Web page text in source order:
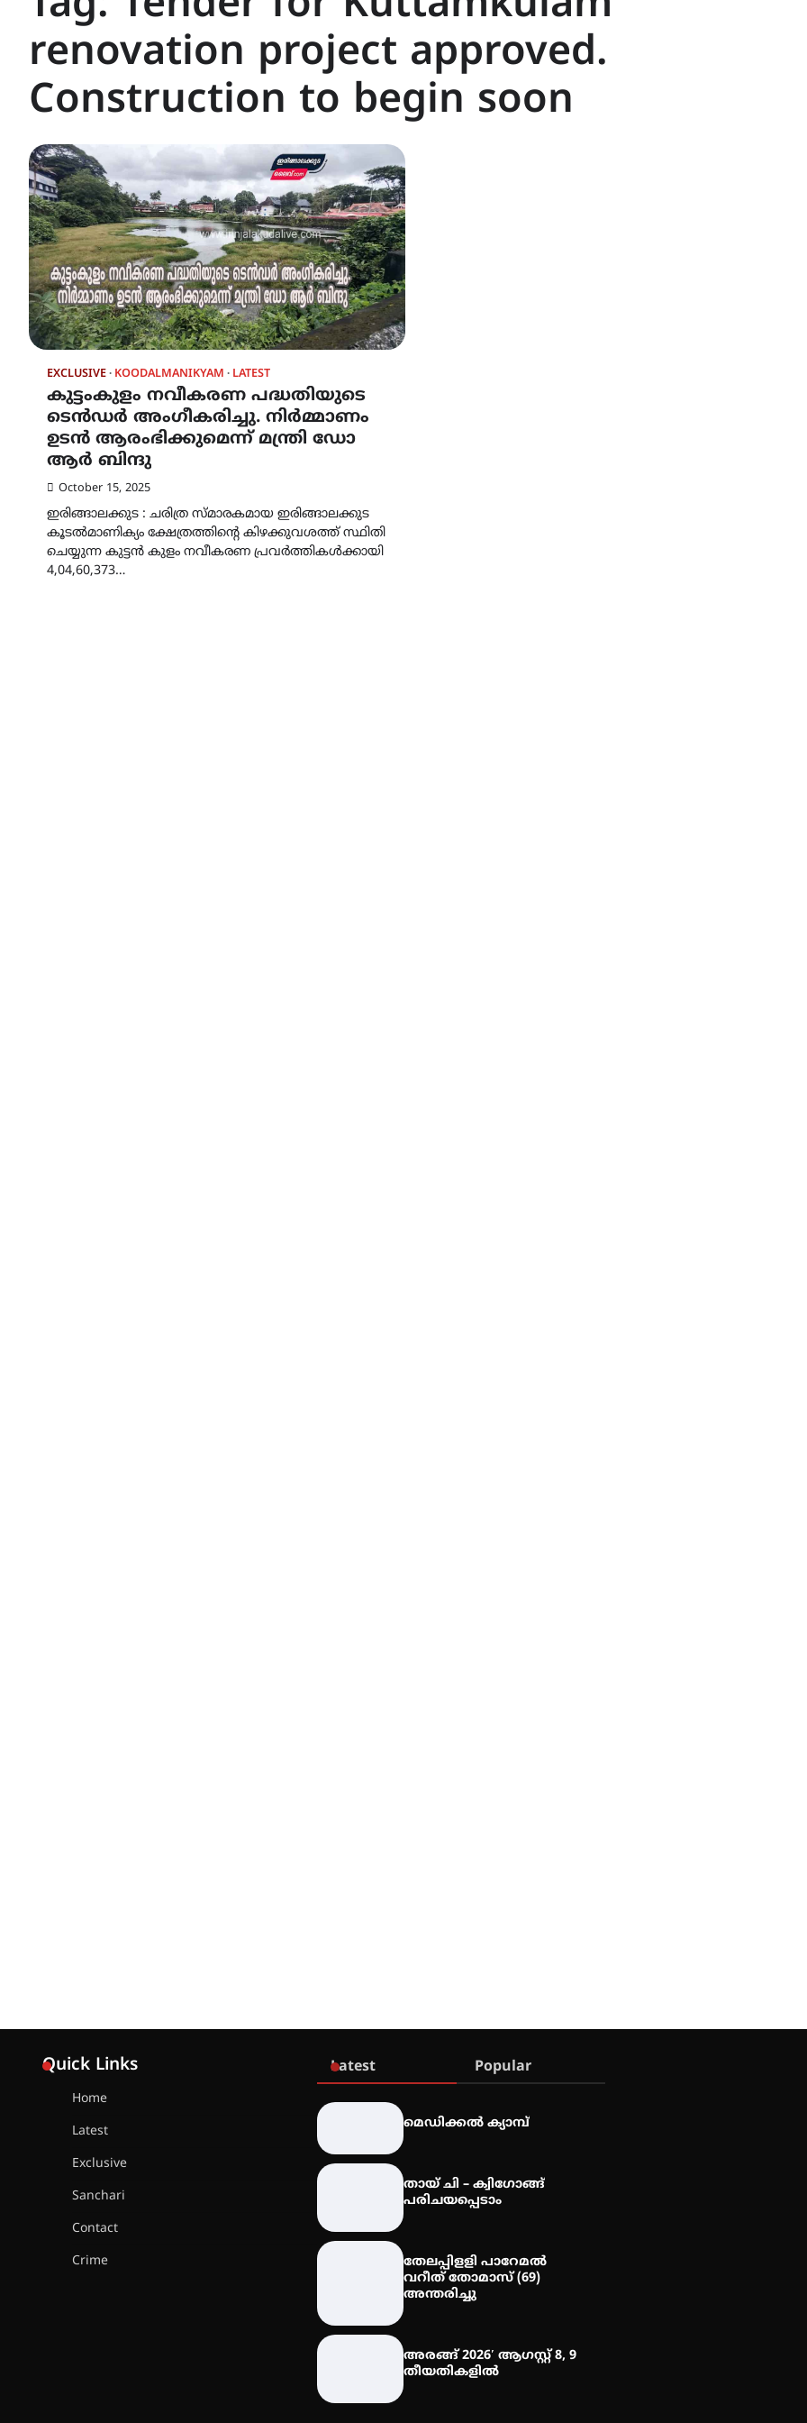
renovation project approved.
Construction to begin soon
EXCLUSIVE KOODALMANIKYAM LATEST
കുട്ടംകുളം നവീകരണ പദ്ധതിയുടെ
ടെൻഡർ അംഗീകരിച്ചു. നിർമ്മാണം
ഉടൻ ആരംഭിക്കുമെന്ന് മന്ത്രി ഡോ
ആർ ബിന്ദു
October 15, 2025
ഇരിങ്ങാലക്കുട : ചരിത്ര സ്മാരകമായ ഇരിങ്ങാലക്കുട
കൂടൽമാണിക്യം ക്ഷേത്രത്തിന്റെ കിഴക്കുവശത്ത് സ്ഥിതി
ചെയ്യുന്ന കുട്ടൻ കുളം നവീകരണ പ്രവർത്തികൾക്കായി
4,04,60,373…
Quick Links
Home
Latest
Exclusive
Sanchari
Contact
Crime
Latest Popular
മെഡിക്കൽ ക്യാമ്പ്
തായ് ചി – ക്വിഗോങ്ങ്
പരിചയപ്പെടാം
തേലപ്പിളളി പാറേമൽ
വറീത് തോമാസ് (69)
അന്തരിച്ചു
അരങ്ങ് 2026′ ആഗസ്റ്റ് 8, 9
തീയതികളിൽ